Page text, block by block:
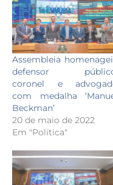
Assembleia
defensor
coronel e
com medalha
Beckman’
20 de maio de 2022
Em "Política"